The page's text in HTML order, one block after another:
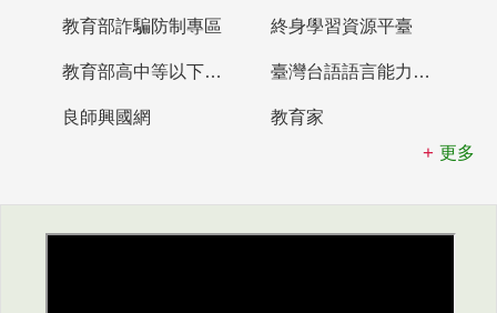
教育部詐騙防制專區 終身學習資源平臺
教育部高中等以下學校及幼兒園教師資格檢定考試 臺灣台語語言能力認證網站
良師興國網
教育家
更多